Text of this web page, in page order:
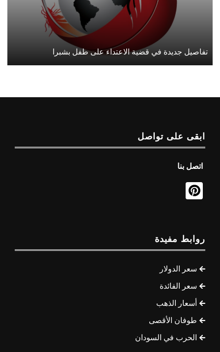
تفاصيل جديدة في قضية الاعتداء على طفل بشبرا
ابقى على تواصل
اتصل بنا
روابط مفيدة
سعر الدولار
سعر الفائدة
أسعار الذهب
طوفان الأقصى
الحرب في السودان